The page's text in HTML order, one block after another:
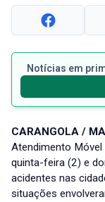
Notícias em
CARANGOLA /
Atendimento Móvel
quinta-feira (2) e
acidentes nas
situações